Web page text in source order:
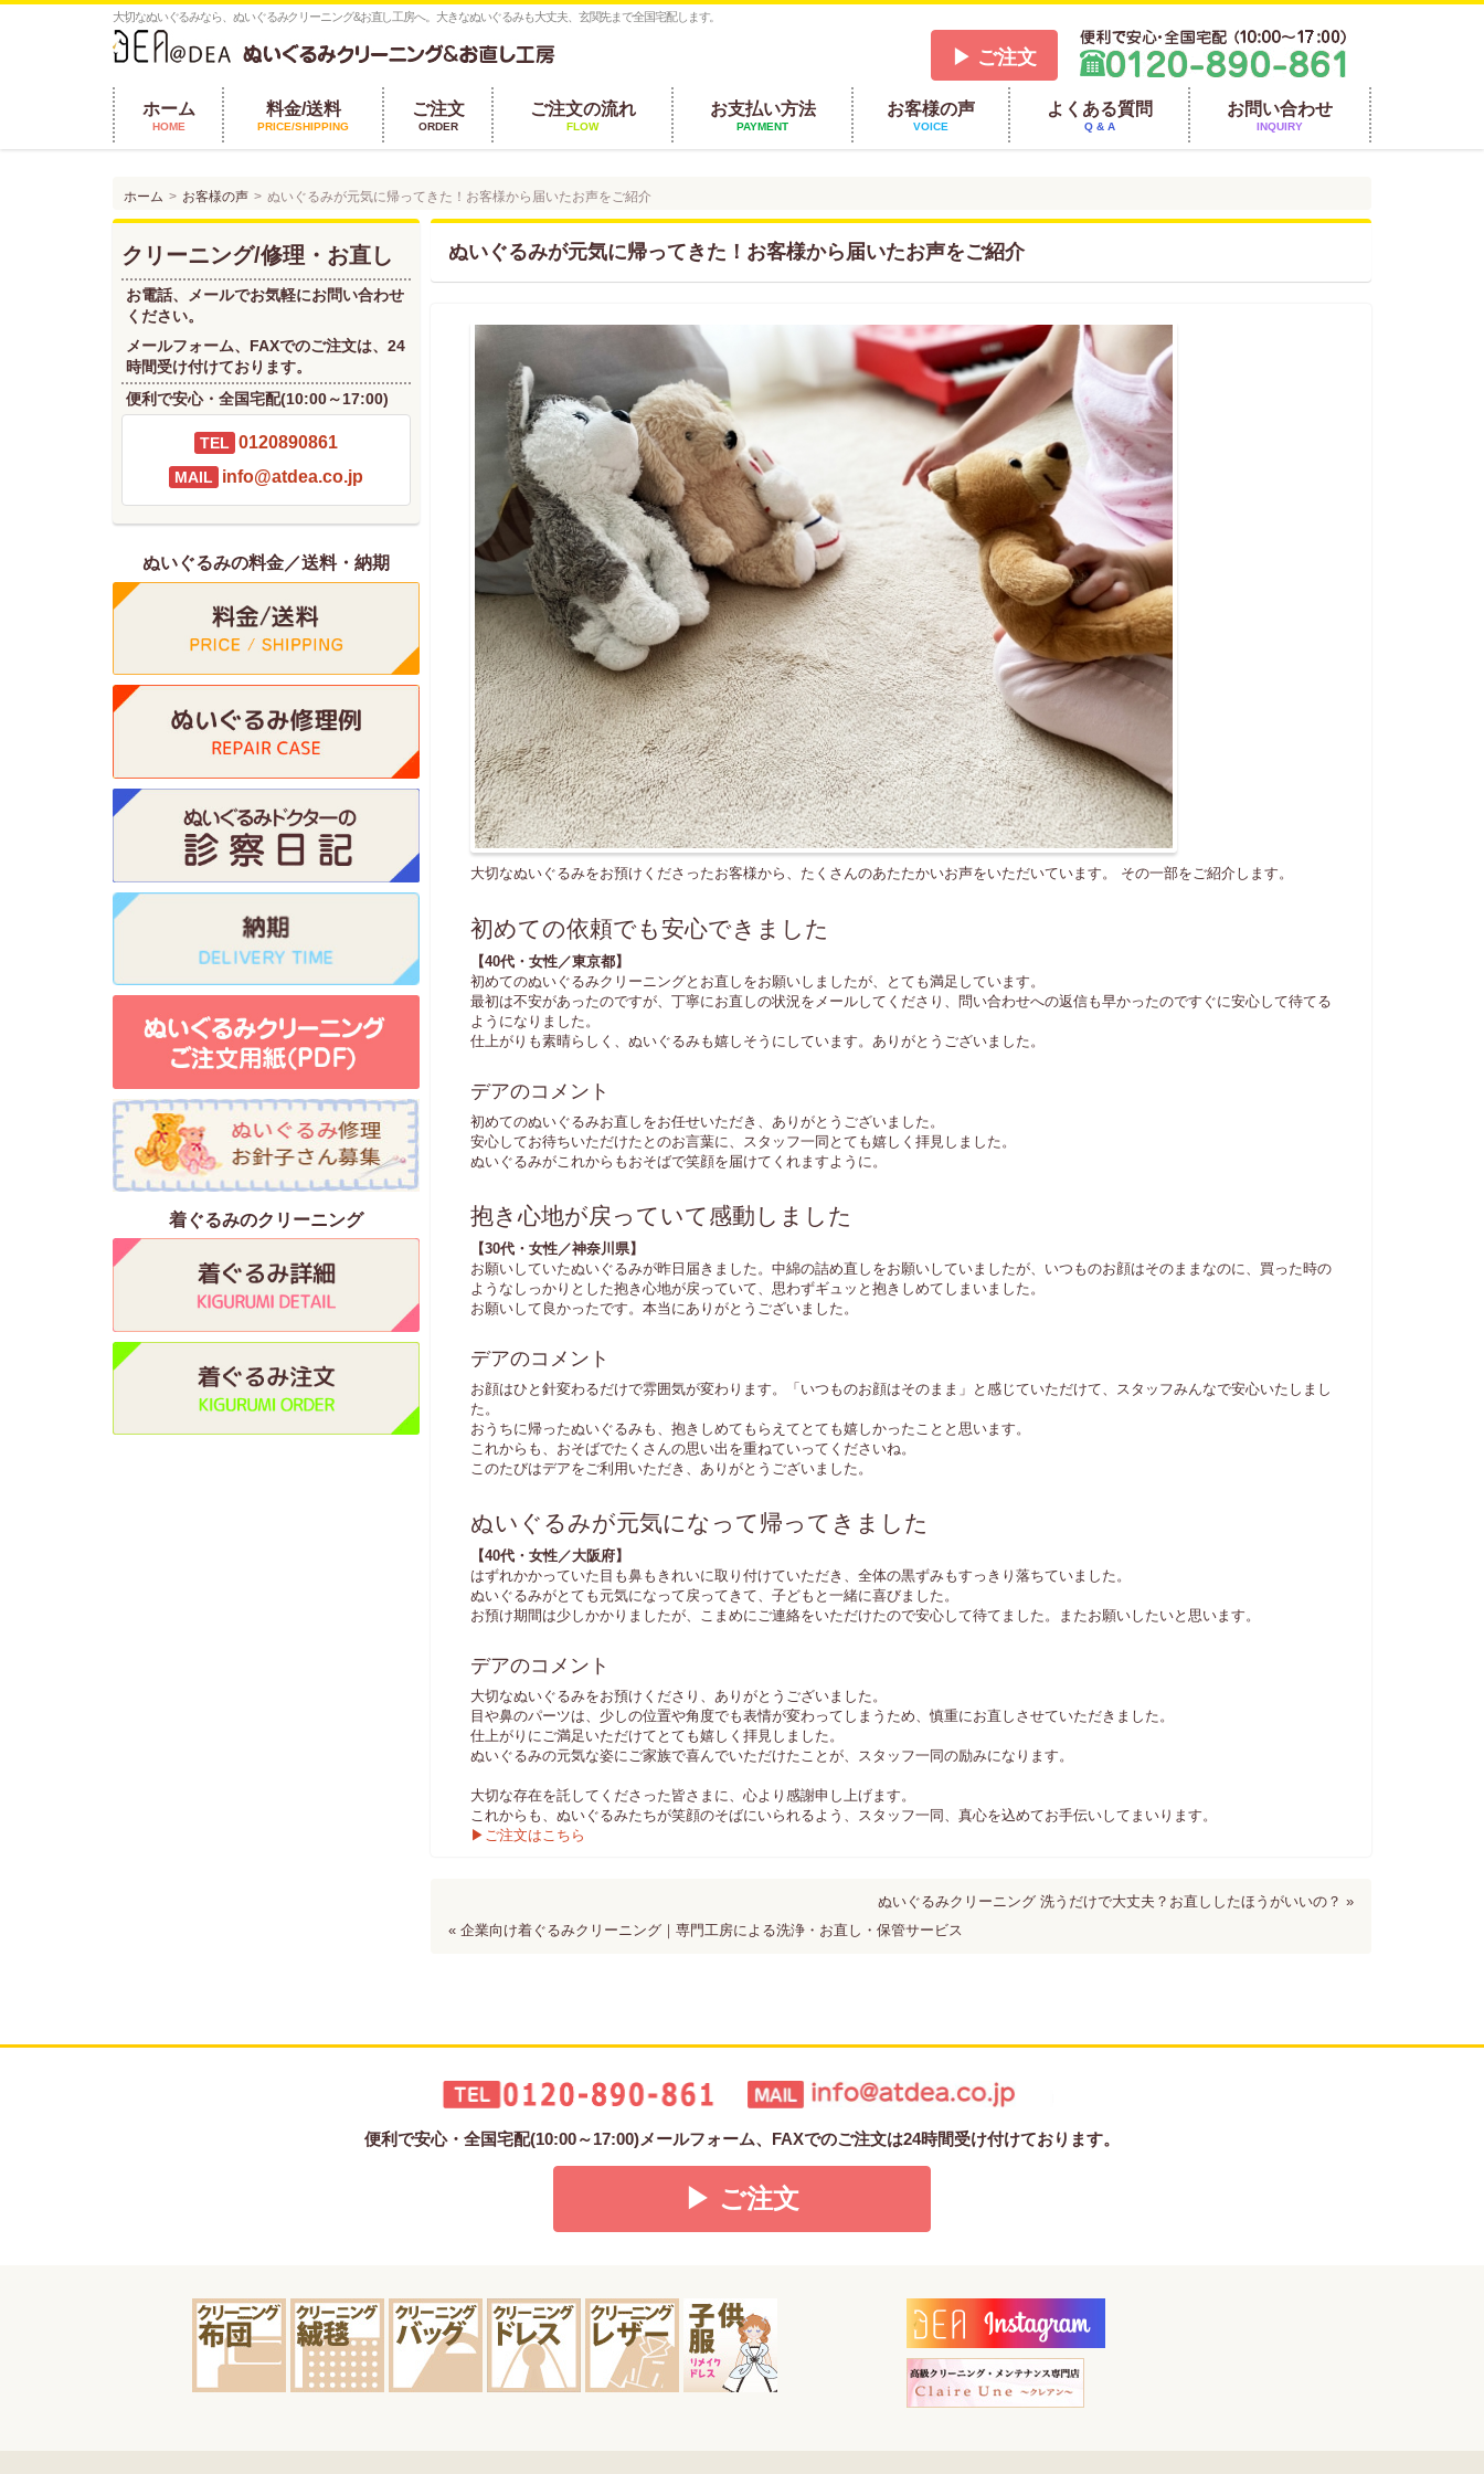
大切なぬいぐるみなら、ぬいぐるみクリーニング&お直し工房へ。大きなぬいぐるみも大丈夫、玄関先まで全国宅配します。
▶ ご注文
ホーム
HOME
料金/送料
PRICE/SHIPPING
ご注文
ORDER
ご注文の流れ
FLOW
お支払い方法
PAYMENT
お客様の声
VOICE
よくある質問
Q & A
お問い合わせ
INQUIRY
ホーム お客様の声 ぬいぐるみが元気に帰ってきた！お客様から届いたお声をご紹介
ぬいぐるみが元気に帰ってきた！お客様から届いたお声をご紹介
大切なぬいぐるみをお預けくださったお客様から、たくさんのあたたかいお声をいただいています。 その一部をご紹介します。
初めての依頼でも安心できました
【40代・女性／東京都】
初めてのぬいぐるみクリーニングとお直しをお願いしましたが、とても満足しています。
最初は不安があったのですが、丁寧にお直しの状況をメールしてくださり、問い合わせへの返信も早かったのですぐに安心して待てる
ようになりました。
仕上がりも素晴らしく、ぬいぐるみも嬉しそうにしています。ありがとうございました。
デアのコメント
初めてのぬいぐるみお直しをお任せいただき、ありがとうございました。
安心してお待ちいただけたとのお言葉に、スタッフ一同とても嬉しく拝見しました。
ぬいぐるみがこれからもおそばで笑顔を届けてくれますように。
抱き心地が戻っていて感動しました
【30代・女性／神奈川県】
お願いしていたぬいぐるみが昨日届きました。中綿の詰め直しをお願いしていましたが、いつものお顔はそのままなのに、買った時の
ようなしっかりとした抱き心地が戻っていて、思わずギュッと抱きしめてしまいました。
お願いして良かったです。本当にありがとうございました。
デアのコメント
お顔はひと針変わるだけで雰囲気が変わります。「いつものお顔はそのまま」と感じていただけて、スタッフみんなで安心いたしまし
た。
おうちに帰ったぬいぐるみも、抱きしめてもらえてとても嬉しかったことと思います。
これからも、おそばでたくさんの思い出を重ねていってくださいね。
このたびはデアをご利用いただき、ありがとうございました。
ぬいぐるみが元気になって帰ってきました
【40代・女性／大阪府】
はずれかかっていた目も鼻もきれいに取り付けていただき、全体の黒ずみもすっきり落ちていました。
ぬいぐるみがとても元気になって戻ってきて、子どもと一緒に喜びました。
お預け期間は少しかかりましたが、こまめにご連絡をいただけたので安心して待てました。またお願いしたいと思います。
デアのコメント
大切なぬいぐるみをお預けくださり、ありがとうございました。
目や鼻のパーツは、少しの位置や角度でも表情が変わってしまうため、慎重にお直しさせていただきました。
仕上がりにご満足いただけてとても嬉しく拝見しました。
ぬいぐるみの元気な姿にご家族で喜んでいただけたことが、スタッフ一同の励みになります。
大切な存在を託してくださった皆さまに、心より感謝申し上げます。
これからも、ぬいぐるみたちが笑顔のそばにいられるよう、スタッフ一同、真心を込めてお手伝いしてまいります。
▶ご注文はこちら
ぬいぐるみクリーニング 洗うだけで大丈夫？お直ししたほうがいいの？ »
« 企業向け着ぐるみクリーニング｜専門工房による洗浄・お直し・保管サービス
クリーニング/修理・お直し
お電話、メールでお気軽にお問い合わせ
ください。
メールフォーム、FAXでのご注文は、24
時間受け付けております。
便利で安心・全国宅配(10:00～17:00)
TEL 0120890861
MAIL info@atdea.co.jp
ぬいぐるみの料金／送料・納期
着ぐるみのクリーニング
便利で安心・全国宅配(10:00～17:00)メールフォーム、FAXでのご注文は24時間受け付けております。
▶ ご注文